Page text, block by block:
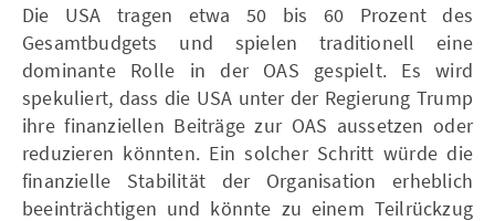
Die USA tragen etwa 50 bis 60 Prozent des
Gesamtbudgets und spielen traditionell eine
dominante Rolle in der OAS gespielt. Es wird
spekuliert, dass die USA unter der Regierung Trump
ihre finanziellen Beiträge zur OAS aussetzen oder
reduzieren könnten. Ein solcher Schritt würde die
finanzielle Stabilität der Organisation erheblich
beeinträchtigen und könnte zu einem Teilrückzug